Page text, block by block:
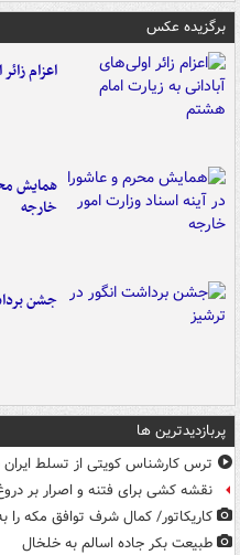
برگزیده عکس
اعزام
همایش
خارجه
جشن
پربازدیدترین ها
ترس کارشناس کویتی از تسلط ایران
نقشه کشی برای فتنه و اصرار بر
کاریکاتور/ کمال شرف توافق مکه
طبیعت بکر جاده اسالم به خلخال